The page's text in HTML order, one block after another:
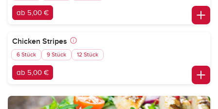
ab 5,00 €
Chicken Stripes
6 Stück 9 Stück 12 Stück
ab 5,00 €